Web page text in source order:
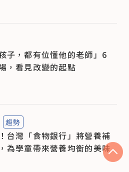
子，都有位懂他的老師」6
，看見改變的起點
趨勢
台灣「食物銀行」將營養補
為學童帶來營養均衡的美味